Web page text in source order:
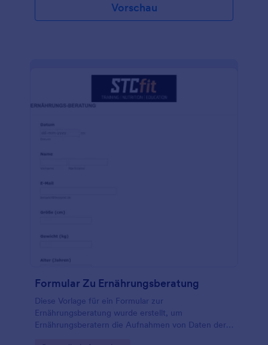
Vorschau
Formular Zu Ernährungsberatung
Diese Vorlage für ein Formular zur
Ernährungsberatung wurde erstellt, um
Ernährungsberatern die Aufnahmen von Daten der